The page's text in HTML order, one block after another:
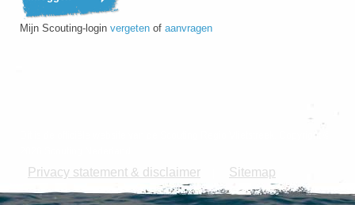
Mijn Scouting-login vergeten of aanvragen
Privacy statement & disclaimer Sitemap